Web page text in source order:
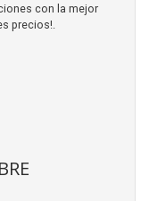
con la mejor
precios!.